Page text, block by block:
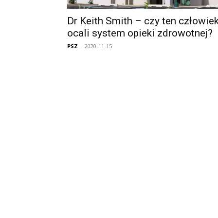
Dr Keith Smith – czy ten
ocali system opieki zdrowotnej?
PSZ - 2020-11-15